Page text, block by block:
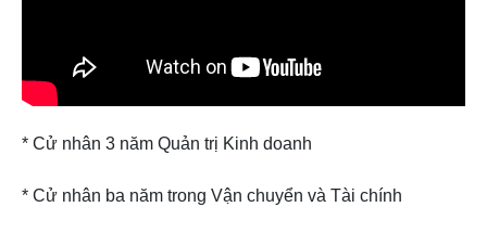
* Cử nhân 3 năm Quản trị Kinh doanh
* Cử nhân ba năm trong Vận chuyển và Tài chính